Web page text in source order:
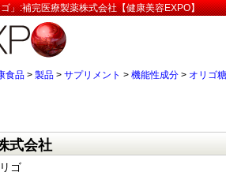
」:補完医療製薬株式会社【健康美容EXPO】
食品 > 製品 > サプリメント > 機能性成分 > オリゴ糖
式会社
ゴ